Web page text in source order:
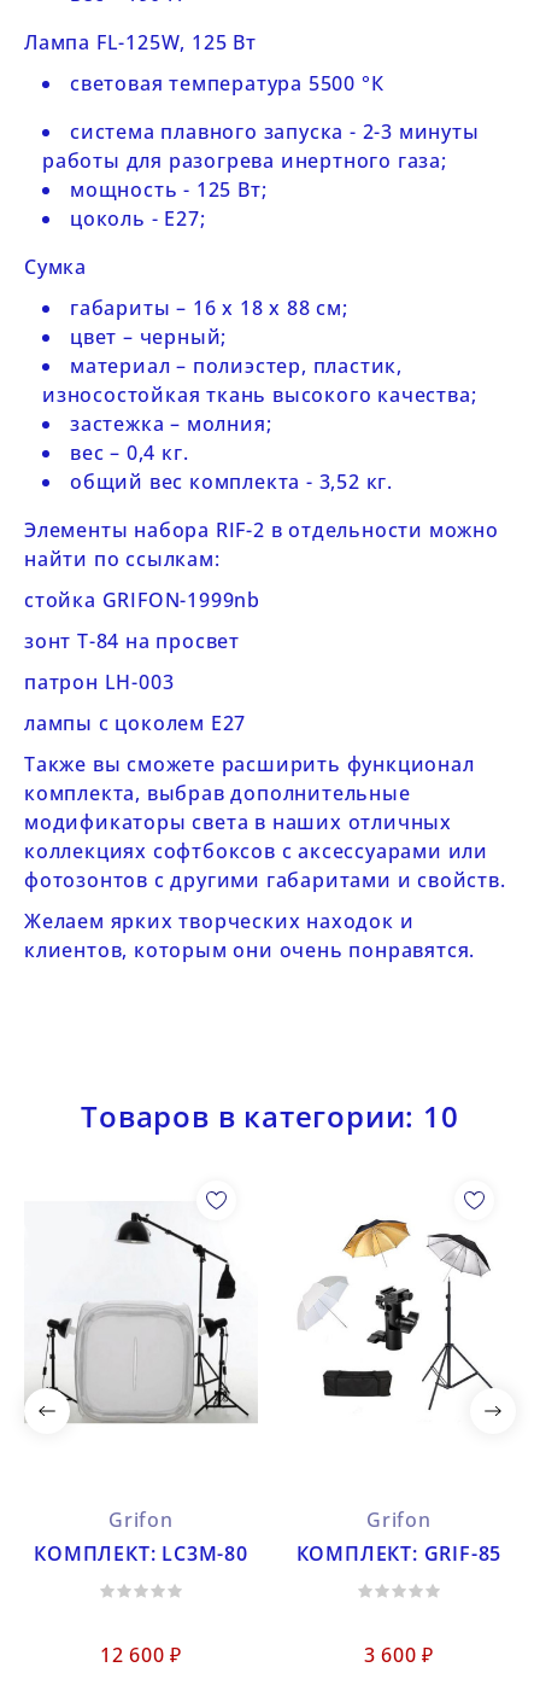
Лампа FL-125W, 125 Вт
световая температура 5500 °К
система плавного запуска - 2-3 минуты
работы для разогрева инертного газа;
мощность - 125 Вт;
цоколь - E27;
Сумка
габариты – 16 х 18 х 88 см;
цвет – черный;
материал – полиэстер, пластик,
износостойкая ткань высокого качества;
застежка – молния;
вес – 0,4 кг.
общий вес комплекта - 3,52 кг.
Элементы набора RIF-2 в отдельности можно
найти по ссылкам:
стойка GRIFON-1999nb
зонт T-84 на просвет
патрон LH-003
лампы с цоколем E27
Также вы сможете расширить функционал
комплекта, выбрав дополнительные
модификаторы света в наших отличных
коллекциях софтбоксов с аксессуарами или
фотозонтов с другими габаритами и свойств.
Желаем ярких творческих находок и
клиентов, которым они очень понравятся.
Товаров в категории: 10
Grifon
КОМПЛЕКТ: LC3M-80
12 600 ₽
Grifon
КОМПЛЕКТ: GRIF-85
3 600 ₽